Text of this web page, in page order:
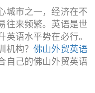
市之一，经济在不
往来频繁。英语是世
语水平势在必行。
机构？佛山外贸英语
自己的佛山外贸英语